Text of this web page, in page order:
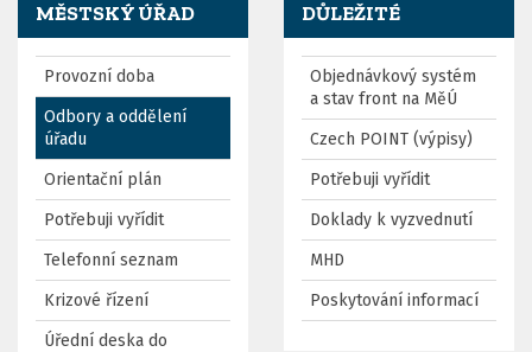
MĚSTSKÝ ÚŘAD
Provozní doba
Odbory a oddělení
úřadu
Orientační plán
Potřebuji vyřídit
Telefonní seznam
Krizové řízení
Úřední deska do
DŮLEŽITÉ
Objednávkový systém
a stav front na MěÚ
Czech POINT (výpisy)
Potřebuji vyřídit
Doklady k vyzvednutí
MHD
Poskytování informací